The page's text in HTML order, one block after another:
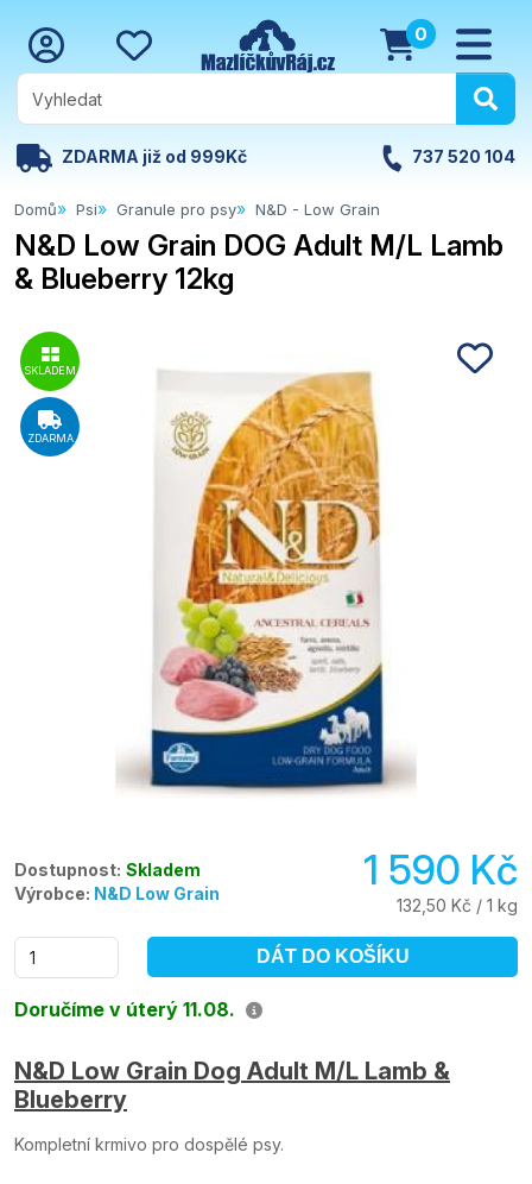
0
ZDARMA již od 999Kč 737 520 104
Domů Psi Granule pro psy N&D - Low Grain
N&D Low Grain DOG Adult M/L Lamb
& Blueberry 12kg
SKLADEM
ZDARMA
Dostupnost: Skladem
Výrobce: N&D Low Grain 1 590 Kč
132,50 Kč / 1 kg
DÁT DO KOŠÍKU
Doručíme v úterý 11.08.
N&D Low Grain Dog Adult M/L Lamb &
Blueberry
Kompletní krmivo pro dospělé psy.